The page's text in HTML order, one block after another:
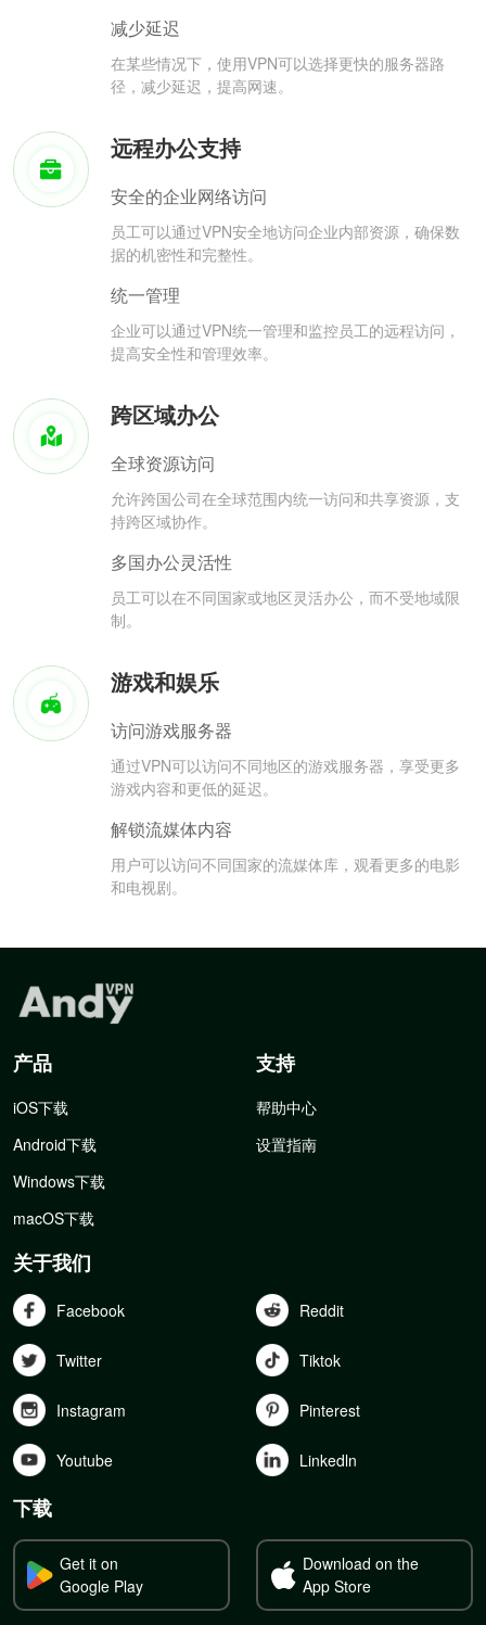
减少延迟
在某些情况下，使用VPN可以选择更快的服务器路
径，减少延迟，提高网速。
远程办公支持
安全的企业网络访问
员工可以通过VPN安全地访问企业内部资源，确保数
据的机密性和完整性。
统一管理
企业可以通过VPN统一管理和监控员工的远程访问，
提高安全性和管理效率。
跨区域办公
全球资源访问
允许跨国公司在全球范围内统一访问和共享资源，支
持跨区域协作。
多国办公灵活性
员工可以在不同国家或地区灵活办公，而不受地域限
制。
游戏和娱乐
访问游戏服务器
通过VPN可以访问不同地区的游戏服务器，享受更多
游戏内容和更低的延迟。
解锁流媒体内容
用户可以访问不同国家的流媒体库，观看更多的电影
和电视剧。
产品
iOS下载
Android下载
Windows下载
macOS下载
支持
帮助中心
设置指南
关于我们
Facebook Reddit
Twitter Tiktok
Instagram Pinterest
Youtube Linkedln
下载
Get it on
Google Play
Download on the
App Store